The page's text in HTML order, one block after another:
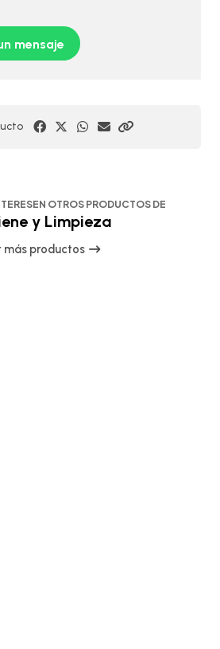
mensaje
OTROS PRODUCTOS DE
y Limpieza
más productos